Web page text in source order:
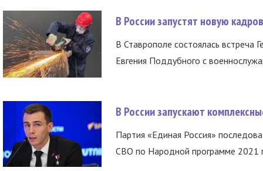
В России запустят новую
В Ставрополе состоялась встреча
Евгения Поддубного с
В России запускают
Партия «Единая Россия»
СВО по Народной программе 2021